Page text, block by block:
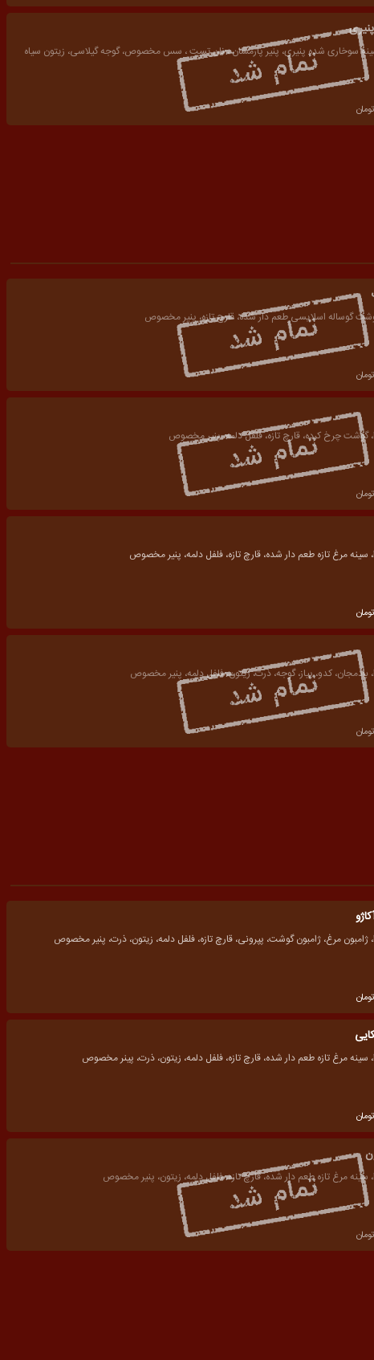
سوخاری شده پنیری، پنیر پارمسان ، نان تست ، سس مخصوص، گوجه گیلاسی، زیتون سیاه
تومان
گوساله اسلایسی طعم دار شده، قارچ تازه، پنیر مخصوص
تومان
گوشت چرخ کرده، قارچ تازه، فلفل دلمه، پنیر مخصوص
تومان
سینه مرغ تازه طعم دار شده، قارچ تازه، فلفل دلمه، پنیر مخصوص
تومان
بادمجان، کدو، پیاز، گوجه، ذرت، زیتون، فلفل دلمه، پنیر مخصوص
تومان
ژامبون مرغ، ژامبون گوشت، پپرونی، قارچ تازه، فلفل دلمه، زیتون، ذرت، پنیر مخصوص
تومان
سینه مرغ تازه طعم دار شده، قارچ تازه، فلفل دلمه، زیتون، ذرت، پینر مخصوص
تومان
سینه مرغ تازه طعم دار شده، قارچ تازه، فلفل دلمه، زیتون، پنیر مخصوص
تومان